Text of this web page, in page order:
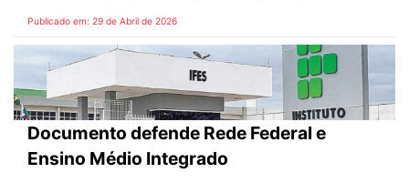
Publicado em: 29 de Abril de 2026
Documento defende Rede Federal e
Ensino Médio Integrado